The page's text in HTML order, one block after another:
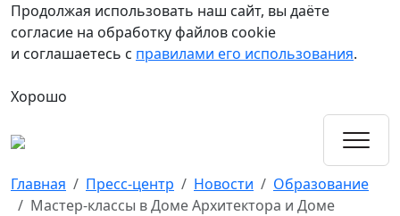
Продолжая использовать наш сайт, вы даёте
согласие на обработку файлов cookie
и соглашаетесь с правилами его использования.
Хорошо
Главная Пресс-центр Новости
Образование
Мастер-классы в Доме Архитектора и Доме